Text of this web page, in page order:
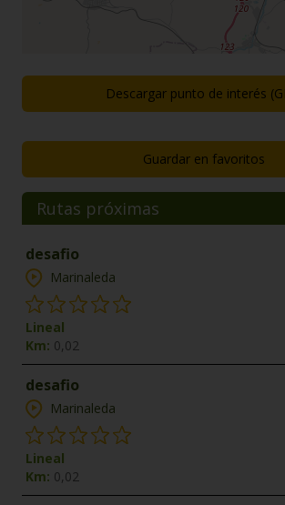
Descargar punto de interés
Guardar en favoritos
Rutas próximas
desafio
Marinaleda
Lineal
Km: 0,02
desafio
Marinaleda
Lineal
Km: 0,02